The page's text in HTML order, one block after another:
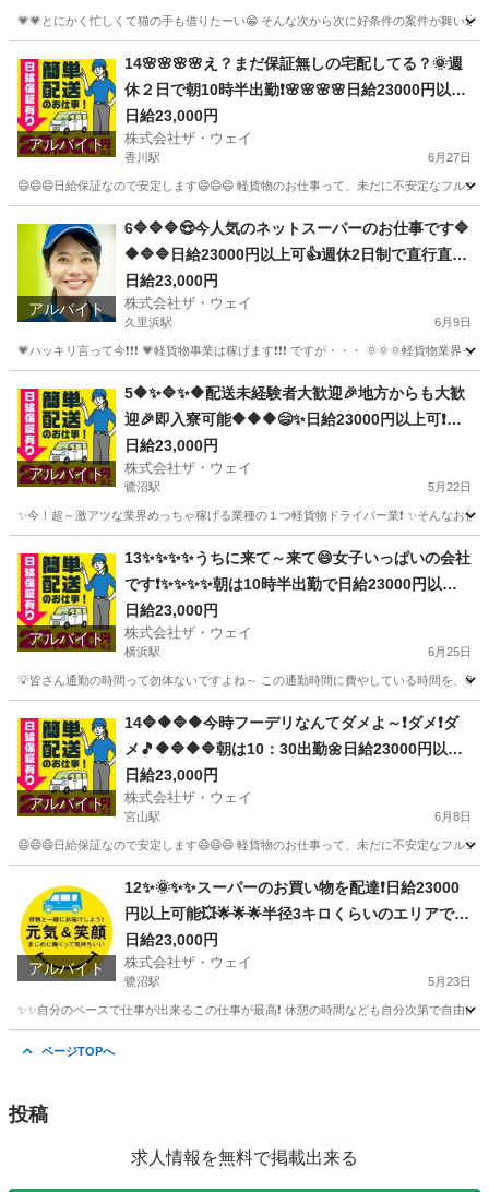
💗💗とにかく忙しくて猫の手も借りたーい😁 そんな次から次に好条件の案件が舞い
本厚木駅 配送 ネットスーパー
アルバイト
14🌸🌸🌸🌸え？まだ保証無しの宅配してる？🌞週
休２日で朝10時半出勤❗️🌸🌸🌸🌸日給23000円以上
🌸安定収入で女子いっぱい🎉さぁ～集まれ～
日給23,000円
株式会社ザ・ウェイ
香川駅 6月27日
😄😄😄日給保証なので安定します😄😄😄 軽貨物のお仕事って、未だに不安定なフル
香川駅 ドライバー ギグワーク
アルバイト
6🔷🔷🔷😍今人気のネットスーパーのお仕事です🔷
🔶🔷🔷日給23000円以上可👍週休2日制で直行直帰
で楽々勤務🌼🌼🌼
日給23,000円
株式会社ザ・ウェイ
久里浜駅 6月9日
💗ハッキリ言って今❗️❗️❗️ 💗軽貨物事業は稼げます❗️❗️❗️ ですが・・・ 🌞🌞🌞軽貨物業
久里浜駅 配送 ネットスーパー
アルバイト
5🔶✨🔷✨🔶配送未経験者大歓迎🎉地方からも大歓
迎🎉即入寮可能🔶🔶🔶😄✨日給23000円以上可❗️安
定収入😄軽貨物ドライバー💥
日給23,000円
株式会社ザ・ウェイ
鷺沼駅 5月22日
✨今！超～激アツな業界めっちゃ稼げる業種の１つ軽貨物ドライバー業❗️ ✨そんなお
鷺沼駅 ドライバー ネットスーパー
アルバイト
13✨✨✨✨うちに来て～来て😄女子いっぱいの会社
です❗️✨✨✨✨朝は10時半出勤で日給23000円以上
も稼げます😄
日給23,000円
株式会社ザ・ウェイ
横浜駅 6月25日
💡皆さん通勤の時間って勿体ないですよね～ この通勤時間に費やしている時間を、
横浜駅 配送 ネットスーパー
アルバイト
14🔷🔶🔷🔶今時フーデリなんてダメよ～❗ダメ❗ダ
メ🎵🔶🔷🔶🔷朝は10：30出勤🌼日給23000円以上
を稼げる💯楽しく仕事したい人～大集合🎵軽貨物
ドライバー🌸🌸
日給23,000円
株式会社ザ・ウェイ
宮山駅 6月8日
😄😄😄日給保証なので安定します😄😄😄 軽貨物のお仕事って、未だに不安定なフル
宮山駅 ドライバー ギグワーク
アルバイト
12✨🌞✨✨スーパーのお買い物を配達❗️日給23000
円以上可能💥🌟🌟🌟半径3キロくらいのエリアで1
日25件前後配るだけ❗️💛
日給23,000円
株式会社ザ・ウェイ
鷺沼駅 5月23日
✨✨自分のペースで仕事が出来るこの仕事が最高❗️ 休憩の時間なども自分次第で自由
ページTOPへ
投稿
求人情報を無料で掲載出来る